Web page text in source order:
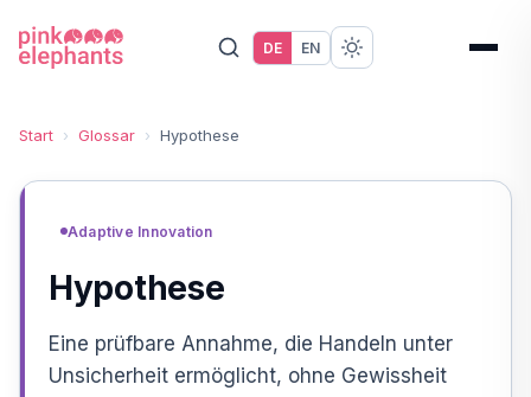
DE EN
Start › Glossar › Hypothese
Adaptive Innovation
Hypothese
Eine prüfbare Annahme, die Handeln unter
Unsicherheit ermöglicht, ohne Gewissheit